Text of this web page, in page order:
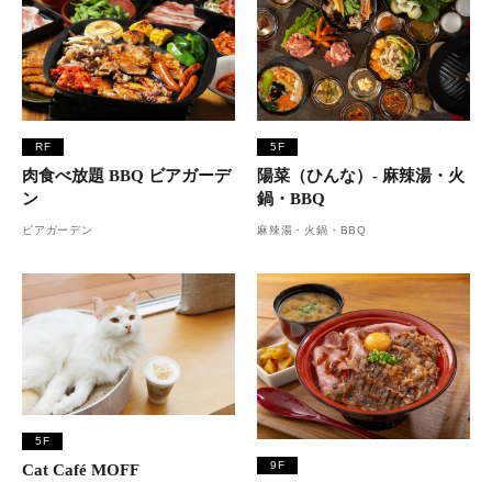
RF
肉食べ放題 BBQ ビアガーデ
ン
ビアガーデン
5F
陽菜（ひんな）- 麻辣湯・火
鍋・BBQ
麻辣湯・火鍋・BBQ
5F
Cat Café MOFF 9F